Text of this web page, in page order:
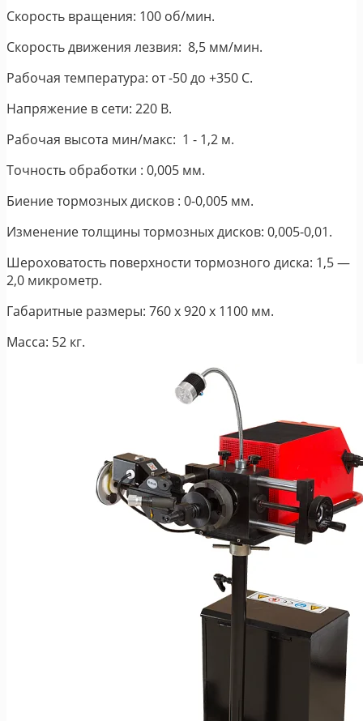
Скорость вращения: 100 об/мин.
Скорость движения лезвия: 8,5 мм/мин.
Рабочая температура: от -50 до +350 С.
Напряжение в сети: 220 В.
Рабочая высота мин/макс: 1 - 1,2 м.
Точность обработки : 0,005 мм.
Биение тормозных дисков : 0-0,005 мм.
Изменение толщины тормозных дисков: 0,005-0,01.
Шероховатость поверхности тормозного диска: 1,5 —
2,0 микрометр.
Габаритные размеры: 760 x 920 x 1100 мм.
Масса: 52 кг.